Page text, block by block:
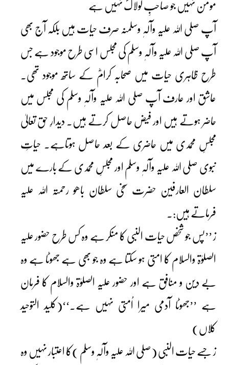
مومن نہیں جو صاحبِ لولاکؐ نہیں ہے
آپ صلی اللہ علیہ وآلہٖ وسلمنہ صرف حیات ہیں بلکہ آج بھی
آپ صلی اللہ علیہ وآلہٖ وسلم کی مجلس اسی طرح موجود ہے جس
طرح ظاہری حیات میں صحابہ کرامؓ کے ساتھ موجود تھی۔
عاشق اور عارف آپ صلی اللہ علیہ وآلہٖ وسلم کی مجلس میں
حاضر ہوتے ہیں اور فیض حاصل کرتے ہیں۔ دیدارِ حق تعالیٰ
مجلسِ محمدی میں حاضری کے بعد حاصل ہوتاہے۔ حیاتِ
نبوی صلی اللہ علیہ وآلہٖ وسلم اور مجلسِ محمدی کے بارے میں
سلطان العارفین حضرت سخی سلطان باھو رحمتہ اللہ علیہ
فرماتے ہیں:۔
ز ’’پس جو شخص حیات النبی کا منکر ہے وہ کس طرح حضور علیہ
الصلوٰۃ والسلام کا امتی ہو سکتا ہے وہ جو بھی ہے جھوٹا ہے وہ
بے دین و منافق ہے اور حضور علیہ الصلوٰۃ والسلام کا فرمان
ہے ’’جھوٹا آدمی میرا اُمتی نہیں ہے۔‘‘(کلید التوحید
کلاں)
ز جسے حیات النبی (صلی اللہ علیہ وآلہٖ وسلم )کا اعتبار نہیں وہ